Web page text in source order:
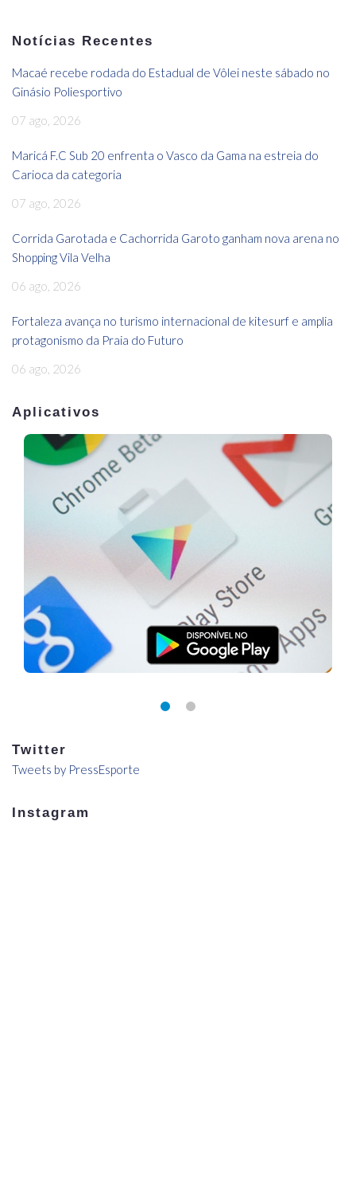
Notícias Recentes
Macaé recebe rodada do Estadual de Vôlei neste sábado no
Ginásio Poliesportivo
07 ago, 2026
Maricá F.C Sub 20 enfrenta o Vasco da Gama na estreia do
Carioca da categoria
07 ago, 2026
Corrida Garotada e Cachorrida Garoto ganham nova arena no
Shopping Vila Velha
06 ago, 2026
Fortaleza avança no turismo internacional de kitesurf e amplia
protagonismo da Praia do Futuro
06 ago, 2026
Aplicativos
Twitter
Tweets by PressEsporte
Instagram